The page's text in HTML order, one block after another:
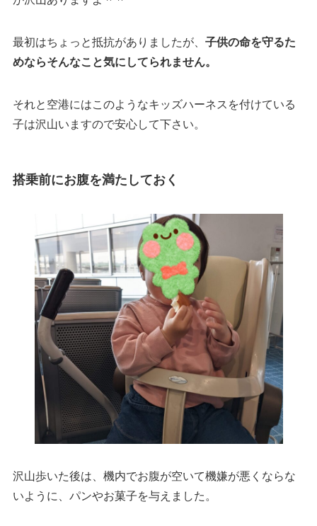
最初はちょっと抵抗がありましたが、 子供の命を守るた
めならそんなこと気にしてられません。
それと空港にはこのようなキッズハーネスを付けている
子は沢山いますので安心して下さい。
搭乗前にお腹を満たしておく
沢山歩いた後は、機内でお腹が空いて機嫌が悪くならな
いように、パンやお菓子を与えました。